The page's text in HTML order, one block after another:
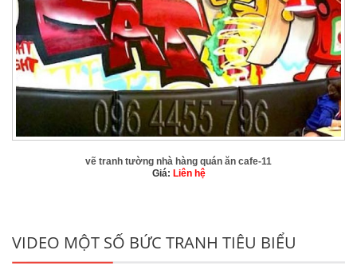
vẽ tranh tường nhà hàng quán ăn cafe-11
Giá: Liên hệ
VIDEO MỘT SỐ BỨC TRANH TIÊU BIỂU